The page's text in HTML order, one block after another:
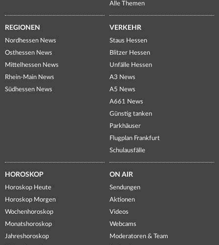
Alle Themen
REGIONEN
Nordhessen News
Osthessen News
Mittelhessen News
Rhein-Main News
Südhessen News
VERKEHR
Staus Hessen
Blitzer Hessen
Unfälle Hessen
A3 News
A5 News
A661 News
Günstig tanken
Parkhäuser
Flugplan Frankfurt
Schulausfälle
HOROSKOP
Horoskop Heute
Horoskop Morgen
Wochenhoroskop
Monatshoroskop
Jahreshoroskop
ON AIR
Sendungen
Aktionen
Videos
Webcams
Moderatoren & Team